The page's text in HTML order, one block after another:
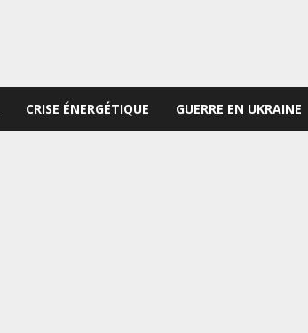
CRISE ÉNERGÉTIQUE GUERRE EN UKRAINE